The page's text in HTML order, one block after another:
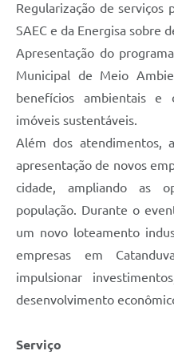
Regularização de serviços
SAEC e da Energisa sobre
Apresentação do
Municipal de Meio
benefícios ambientais e
imóveis sustentáveis.
Além dos atendimentos,
apresentação de novos
cidade, ampliando as
população. Durante o
um novo loteamento
empresas em
impulsionar
desenvolvimento
Serviço